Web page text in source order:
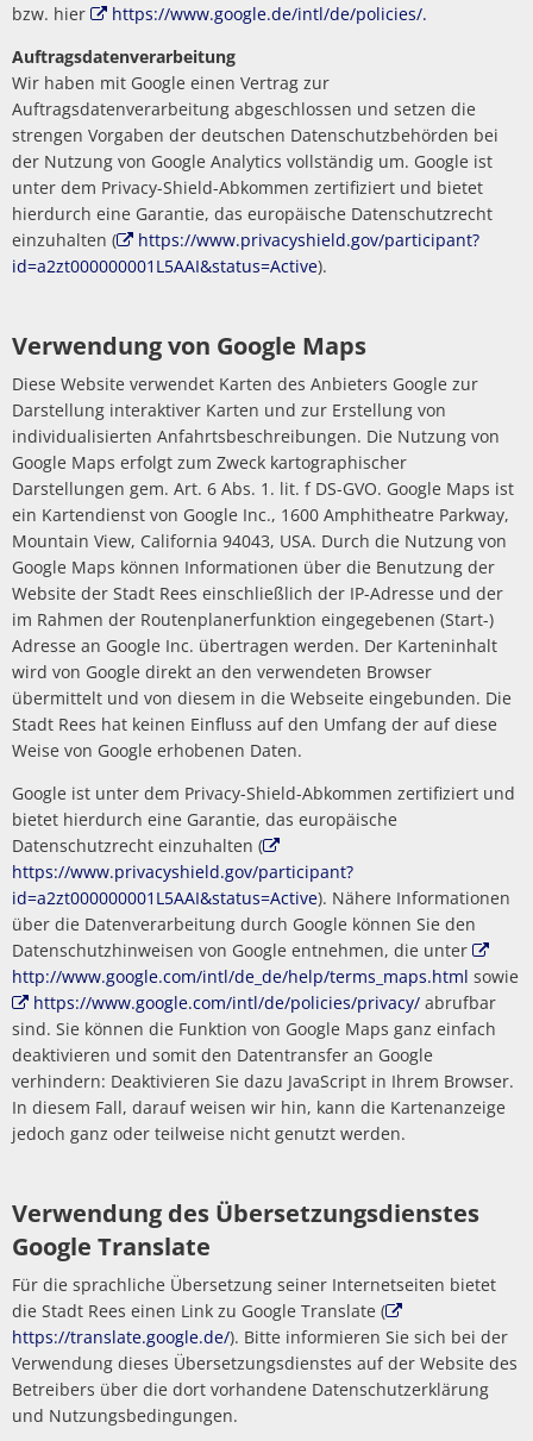
bzw. hier
https://www.google.de/intl/de/policies/.
Auftragsdatenverarbeitung
Wir haben mit Google einen Vertrag zur
Auftragsdatenverarbeitung abgeschlossen und setzen die
strengen Vorgaben der deutschen Datenschutzbehörden bei
der Nutzung von Google Analytics vollständig um. Google ist
unter dem Privacy-Shield-Abkommen zertifiziert und bietet
hierdurch eine Garantie, das europäische Datenschutzrecht
einzuhalten (
https://www.privacyshield.gov/participant?
id=a2zt000000001L5AAI&status=Active).
Verwendung von Google Maps
Diese Website verwendet Karten des Anbieters Google zur
Darstellung interaktiver Karten und zur Erstellung von
individualisierten Anfahrtsbeschreibungen. Die Nutzung von
Google Maps erfolgt zum Zweck kartographischer
Darstellungen gem. Art. 6 Abs. 1. lit. f DS-GVO. Google Maps ist
ein Kartendienst von Google Inc., 1600 Amphitheatre Parkway,
Mountain View, California 94043, USA. Durch die Nutzung von
Google Maps können Informationen über die Benutzung der
Website der Stadt Rees einschließlich der IP-Adresse und der
im Rahmen der Routenplanerfunktion eingegebenen (Start-)
Adresse an Google Inc. übertragen werden. Der Karteninhalt
wird von Google direkt an den verwendeten Browser
übermittelt und von diesem in die Webseite eingebunden. Die
Stadt Rees hat keinen Einfluss auf den Umfang der auf diese
Weise von Google erhobenen Daten.
Google ist unter dem Privacy-Shield-Abkommen zertifiziert und
bietet hierdurch eine Garantie, das europäische
Datenschutzrecht einzuhalten (
https://www.privacyshield.gov/participant?
id=a2zt000000001L5AAI&status=Active). Nähere Informationen
über die Datenverarbeitung durch Google können Sie den
Datenschutzhinweisen von Google entnehmen, die unter
http://www.google.com/intl/de_de/help/terms_maps.html sowie
https://www.google.com/intl/de/policies/privacy/abrufbar
sind. Sie können die Funktion von Google Maps ganz einfach
deaktivieren und somit den Datentransfer an Google
verhindern: Deaktivieren Sie dazu JavaScript in Ihrem Browser.
In diesem Fall, darauf weisen wir hin, kann die Kartenanzeige
jedoch ganz oder teilweise nicht genutzt werden.
Verwendung des Übersetzungsdienstes
Google Translate
Für die sprachliche Übersetzung seiner Internetseiten bietet
die Stadt Rees einen Link zu Google Translate (
https://translate.google.de/). Bitte informieren Sie sich bei der
Verwendung dieses Übersetzungsdienstes auf der Website des
Betreibers über die dort vorhandene Datenschutzerklärung
und Nutzungsbedingungen.